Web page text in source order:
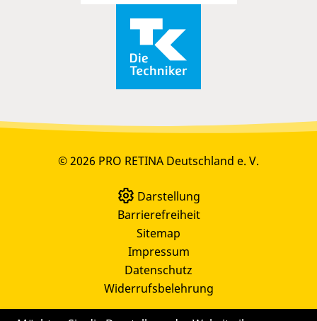
© 2026 PRO RETINA Deutschland e. V.
Darstellung
Barrierefreiheit
Sitemap
Impressum
Datenschutz
Widerrufsbelehrung